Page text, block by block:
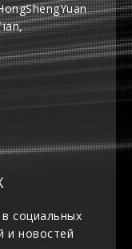
социальных
и новостей